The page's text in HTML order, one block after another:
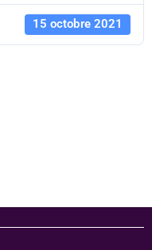
15 octobre 2021